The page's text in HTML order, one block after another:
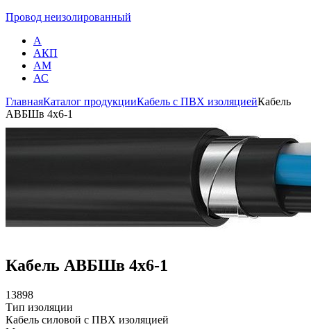
Провод неизолированный
А
АКП
АМ
АС
ГлавнаяКаталог продукцииКабель с ПВХ изоляциейКабель
АВБШв 4х6-1
Кабель АВБШв 4х6-1
13898
Тип изоляции
Кабель силовой с ПВХ изоляцией